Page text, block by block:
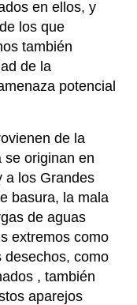
en ellos, y
los que
también
de la
potencial
de la
se originan en
a los Grandes
basura, la mala
de aguas
extremos como
desechos, como
, también
aparejos